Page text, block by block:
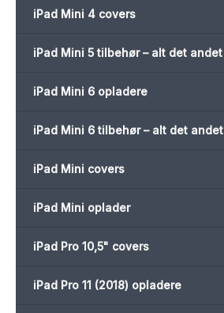
iPad Mini 4 covers
iPad Mini 5 tilbehør – alt det andet
iPad Mini 6 opladere
iPad Mini 6 tilbehør – alt det andet
iPad Mini covers
iPad Mini oplader
iPad Pro 10,5" covers
iPad Pro 11 (2018) opladere